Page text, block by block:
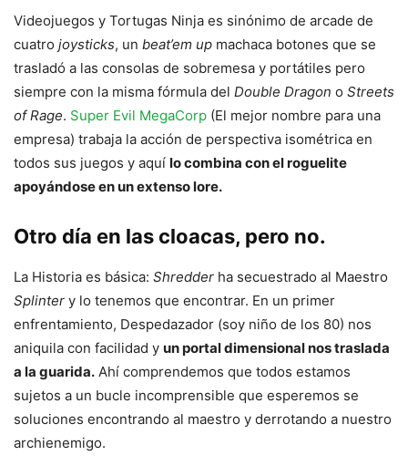
Videojuegos y Tortugas Ninja es sinónimo de arcade de
cuatro joysticks, un beat’em up machaca botones que se
trasladó a las consolas de sobremesa y portátiles pero
siempre con la misma fórmula del Double Dragon o Streets
of Rage. Super Evil MegaCorp (El mejor nombre para una
empresa) trabaja la acción de perspectiva isométrica en
todos sus juegos y aquí lo combina con el roguelite
apoyándose en un extenso lore.
Otro día en las cloacas, pero no.
La Historia es básica: Shredder ha secuestrado al Maestro
Splinter y lo tenemos que encontrar. En un primer
enfrentamiento, Despedazador (soy niño de los 80) nos
aniquila con facilidad y un portal dimensional nos traslada
a la guarida. Ahí comprendemos que todos estamos
sujetos a un bucle incomprensible que esperemos se
soluciones encontrando al maestro y derrotando a nuestro
archienemigo.